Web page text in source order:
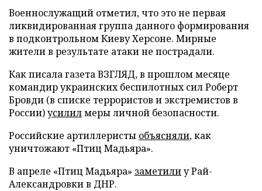
Военнослужащий отметил, что это не первая
ликвидированная группа данного формирования
в подконтрольном Киеву Херсоне. Мирные
жители в результате атаки не пострадали.
Как писала газета ВЗГЛЯД, в прошлом месяце
командир украинских беспилотных сил Роберт
Бровди (в списке террористов и экстремистов в
России)усилилмеры личной безопасности.
Российские артиллеристы объясняли, как
уничтожают «Птиц Мадьяра».
В апреле «Птиц Мадьяра» заметилиу Рай-
Александровки в ДНР.